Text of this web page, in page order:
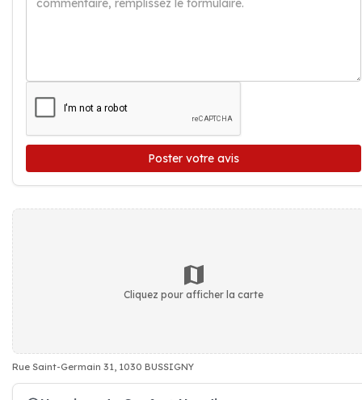
Poster votre avis
Cliquez pour afficher la carte
Rue Saint-Germain 31, 1030 BUSSIGNY